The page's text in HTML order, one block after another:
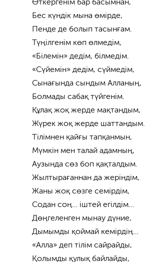
Өткергенім бар басымнан,
Бес күндік мына өмірде,
Пенде де болып тасынғам.
Түңілгенім көп өлмедім,
«Білемін» дедім, білмедім.
«Сүйемін» дедім, сүймедім,
Сынағында сындым Алланың,
Болмады сабақ түйгенім.
Құлақ жоқ жерде мақтандым,
Жүрек жоқ жерде шаттандым.
Тілімнен қайғы тапқанмын,
Мүмкін мен талай адамның,
Аузында сөз боп қақталдым.
Жылтырағаннан да жеріндім,
Жаны жоқ сөзге семірдім,
Содан соң… іштей егілдім…
Дөңгеленген мынау дүние,
Дымымды қоймай кемірдің…
«Алла» деп тілім сайрайды,
Қолымды қулық байлайды,